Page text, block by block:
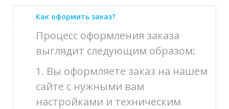
Как оформить заказ?
Процесс оформления заказа
выглядит следующим образом:
1. Вы оформляете заказ на нашем
сайте с нужными вам
настройками и техническим